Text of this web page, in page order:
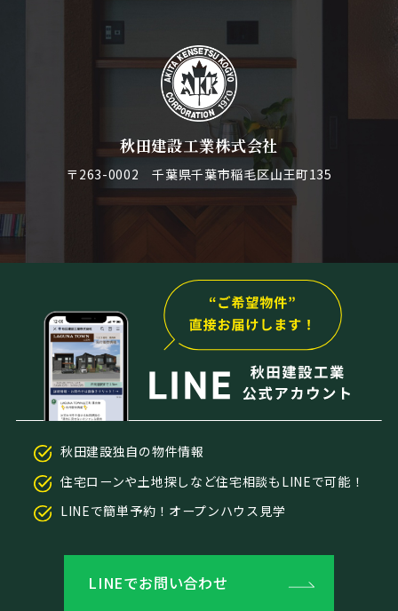
秋田建設工業株式会社
〒263-0002 千葉県千葉市稲毛区山王町135
秋田建設独自の物件情報
住宅ローンや土地探しなど住宅相談もLINEで可能！
LINEで簡単予約！オープンハウス見学
LINEでお問い合わせ